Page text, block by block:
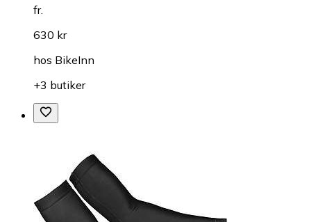
fr.
630 kr
hos BikeInn
+3 butiker